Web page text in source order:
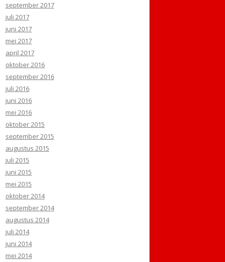
september 2017
juli 2017
juni 2017
mei 2017
april 2017
oktober 2016
september 2016
juli 2016
juni 2016
mei 2016
oktober 2015
september 2015
augustus 2015
juli 2015
juni 2015
mei 2015
oktober 2014
september 2014
augustus 2014
juli 2014
juni 2014
mei 2014